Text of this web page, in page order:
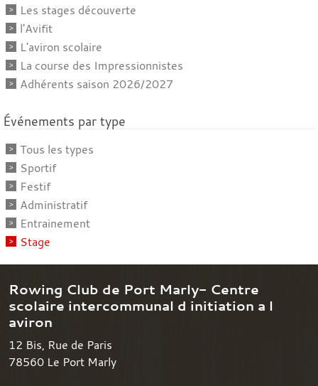
Les stages découverte
l'Avifit
L'aviron scolaire
La course des Impressionnistes
Adhérents saison 2026/2027
Événements par type
Tous les types
Sportif
Festif
Administratif
Entrainement
Stage
Rowing Club de Port Marly- Centre
scolaire intercommunal d initiation a l
aviron
12 Bis, Rue de Paris
78560 Le Port Marly